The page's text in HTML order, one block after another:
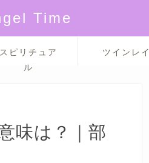
Time
スピリチュア
ル
ツインレイ
味は？｜部